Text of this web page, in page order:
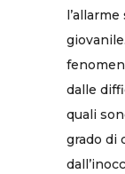
dalle
quali
grado di